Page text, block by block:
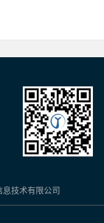
技术有限公司